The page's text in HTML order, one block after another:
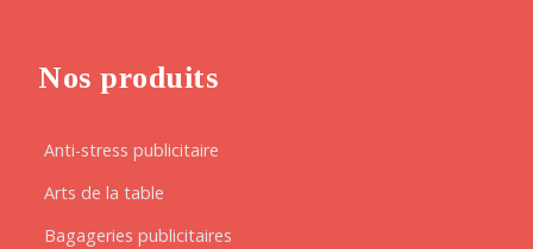
Nos produits
Anti-stress publicitaire
Arts de la table
Bagageries publicitaires